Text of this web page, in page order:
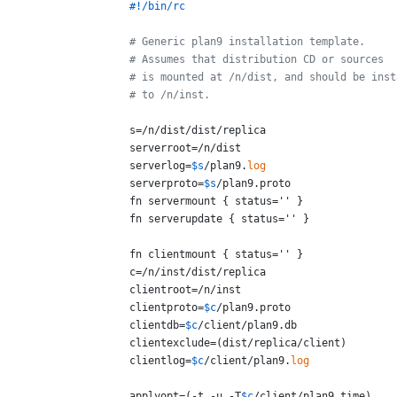
#!/bin/rc
# Generic plan9 installation template.
# Assumes that distribution CD or sources
# is mounted at /n/dist, and should be
# to /n/inst.
s=/n/dist/dist/replica
serverroot=/n/dist
serverlog=$s/plan9. log
serverproto=$s/plan9.proto
fn servermount { status= ''
}
fn serverupdate { status= '' }
fn clientmount { status= ''
}
c=/n/inst/dist/replica
clientroot=/n/inst
clientproto=$c/plan9.proto
clientdb=$c/client/plan9.db
clientexclude=(dist/replica/client)
clientlog=$c/client/plan9. log